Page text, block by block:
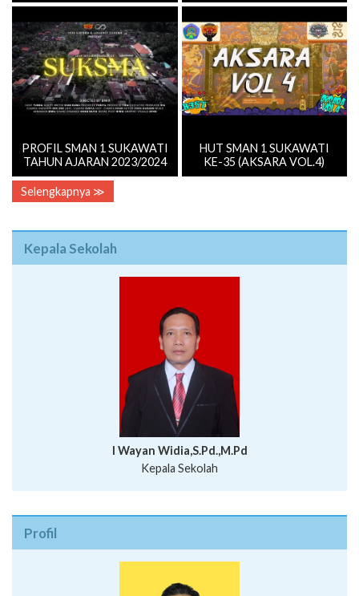
PROFIL SMAN 1 SUKAWATI
TAHUN AJARAN 2023/2024
HUT SMAN 1 SUKAWATI
KE-35 (AKSARA VOL.4)
Selengkapnya ≫
Kepala Sekolah
I Wayan Widia,S.Pd.,M.Pd
Kepala Sekolah
Profil